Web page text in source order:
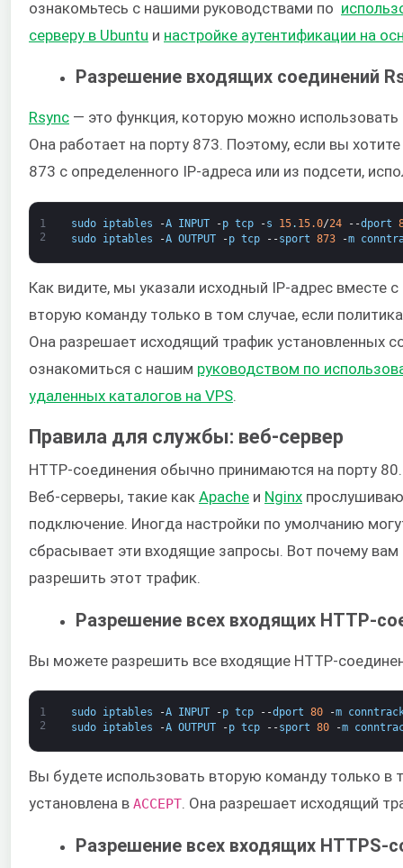
ознакомьтесь с нашими руководствами по ​
серверу в Ubuntu ​и настройке аутентификации на
Разрешение входящих соединений
Rsync — это функция, которую можно
Она работает на порту 873. Поэтому, если вы
873 с определенного IP-адреса или из подсети,
1
2
sudo iptables -A INPUT -p tcp -s 15. 15.0/24 --dport
sudo
iptables -A OUTPUT -p tcp --sport 873 -m
Как видите, мы указали исходный IP-адрес вместе
вторую команду только в том случае, если
Она разрешает исходящий трафик установленных
ознакомиться с нашим ​руководством по
удаленных каталогов на VPS
Правила для службы: веб-сервер
HTTP-соединения обычно принимаются на порту
Веб-серверы, такие как ​ Apache ​ и ​ Nginx
подключение. Иногда настройки по умолчанию
сбрасывает эти входящие запросы. Вот почему
разрешить этот трафик.
Разрешение всех входящих HTTP-
Вы можете разрешить все входящие HTTP-
1
2
sudo iptables -A INPUT -p tcp --dport 80 -m
sudo
iptables -A OUTPUT -p tcp --sport 80 -m
Вы будете использовать вторую команду только в
установлена в ACCEPT​. Она разрешает исходящий
Разрешение всех входящих HTTPS-